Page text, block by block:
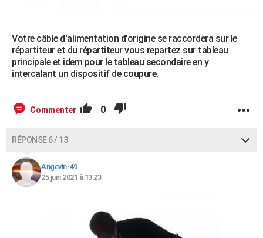
Votre câble d'alimentation d'origine se raccordera sur le
répartiteur et du répartiteur vous repartez sur tableau
principale et idem pour le tableau secondaire en y
intercalant un dispositif de coupure.
Commenter 0
RÉPONSE 6 / 13
Angevin-49
25 juin 2021 à 13:23